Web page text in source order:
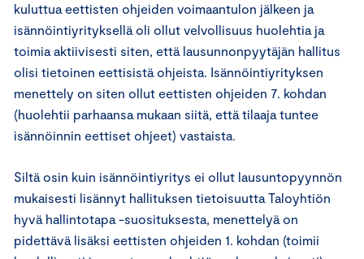
kuluttua eettisten ohjeiden voimaantulon jälkeen ja
isännöintiyrityksellä oli ollut velvollisuus huolehtia ja
toimia aktiivisesti siten, että lausunnonpyytäjän hallitus
olisi tietoinen eettisistä ohjeista. Isännöintiyrityksen
menettely on siten ollut eettisten ohjeiden 7. kohdan
(huolehtii parhaansa mukaan siitä, että tilaaja tuntee
isännöinnin eettiset ohjeet) vastaista.
Siltä osin kuin isännöintiyritys ei ollut lausuntopyynnön
mukaisesti lisännyt hallituksen tietoisuutta Taloyhtiön
hyvä hallintotapa -suosituksesta, menettelyä on
pidettävä lisäksi eettisten ohjeiden 1. kohdan (toimii